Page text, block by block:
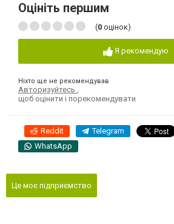
Оцініть першим
(0 оцінок)
Я рекомендую
Ніхто ще не рекомендував
Авторизуйтесь
щоб оцінити і порекомендувати
Reddit Telegram
WhatsApp
Це моє підприємство